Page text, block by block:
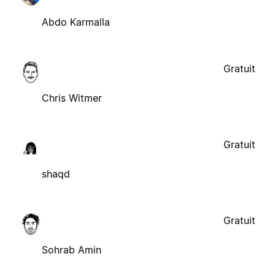
Abdo Karmalla
Chris Witmer
Gratuit
shaqd
Gratuit
Sohrab Amin
Gratuit